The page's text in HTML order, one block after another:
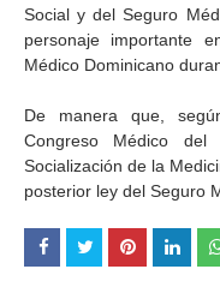
Social y del Seguro
personaje importante
Médico Dominicano
De manera que,
Congreso Médico
Socialización de la
posterior ley del Seguro